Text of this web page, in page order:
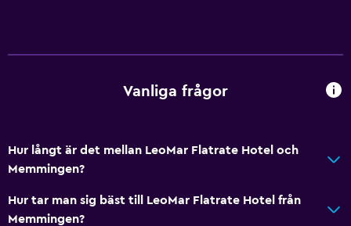
Vanliga frågor
Hur långt är det mellan LeoMar Flatrate Hotel och
Memmingen?
Hur tar man sig bäst till LeoMar Flatrate Hotel från
Memmingen?